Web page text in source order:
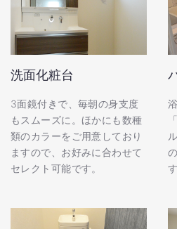
洗面化粧台
3面鏡付きで、毎朝の身支度
もスムーズに。ほかにも数種
類のカラーをご用意しており
ますので、お好みに合わせて
セレクト可能です。
す